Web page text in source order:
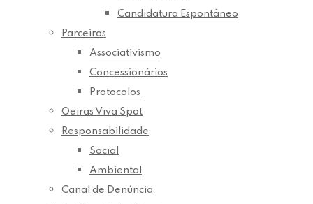
Candidatura Espontâneo
Parceiros
Associativismo
Concessionários
Protocolos
Oeiras Viva Spot
Responsabilidade
Social
Ambiental
Canal de Denúncia